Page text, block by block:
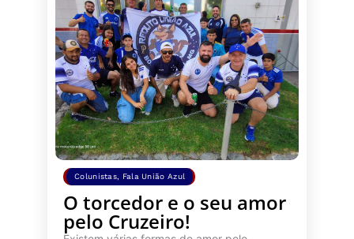
Colunistas, Fala União Azul
O torcedor e o seu amor
pelo Cruzeiro!